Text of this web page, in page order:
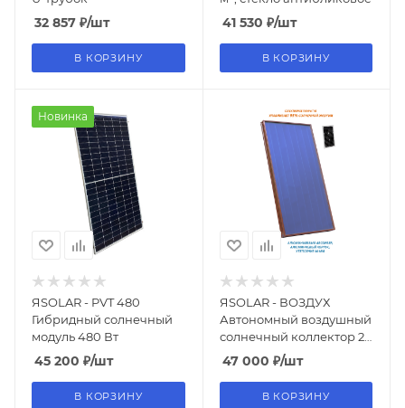
32 857 ₽/шт
В КОРЗИНУ
41 530 ₽/шт
В КОРЗИНУ
Новинка
ЯSOLAR - PVT 480
Гибридный солнечный
модуль 480 Вт
45 200 ₽/шт
В КОРЗИНУ
ЯSOLAR - ВОЗДУХ
Автономный воздушный
солнечный коллектор 2
м² , антибликовое
47 000 ₽/шт
В КОРЗИНУ